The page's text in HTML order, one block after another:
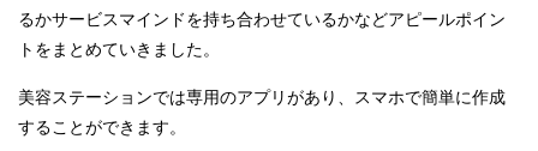
るかサービスマインドを持ち合わせているかなどアピールポイン
トをまとめていきました。
美容ステーションでは専用のアプリがあり、スマホで簡単に作成
することができます。